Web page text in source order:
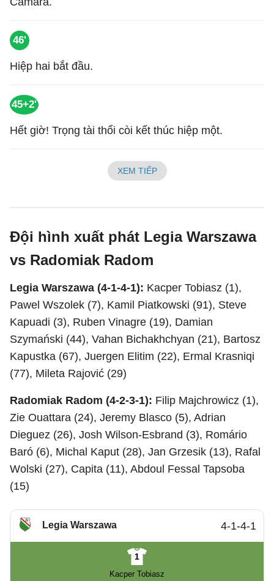
46'
Hiệp hai bắt đầu.
45+2'
Hết giờ! Trọng tài thổi còi kết thúc hiệp một.
XEM TIẾP
Đội hình xuất phát Legia Warszawa
vs Radomiak Radom
Legia Warszawa (4-1-4-1): Kacper Tobiasz (1),
Pawel Wszolek (7), Kamil Piatkowski (91), Steve
Kapuadi (3), Ruben Vinagre (19), Damian
Szymański (44), Vahan Bichakhchyan (21), Bartosz
Kapustka (67), Juergen Elitim (22), Ermal Krasniqi
(77), Mileta Rajović (29)
Radomiak Radom (4-2-3-1): Filip Majchrowicz (1),
Zie Ouattara (24), Jeremy Blasco (5), Adrian
Dieguez (26), Josh Wilson-Esbrand (3), Romário
Baró (6), Michal Kaput (28), Jan Grzesik (13), Rafal
Wolski (27), Capita (11), Abdoul Fessal Tapsoba
(15)
Legia Warszawa 4-1-4-1
1
Kacper Tobiasz